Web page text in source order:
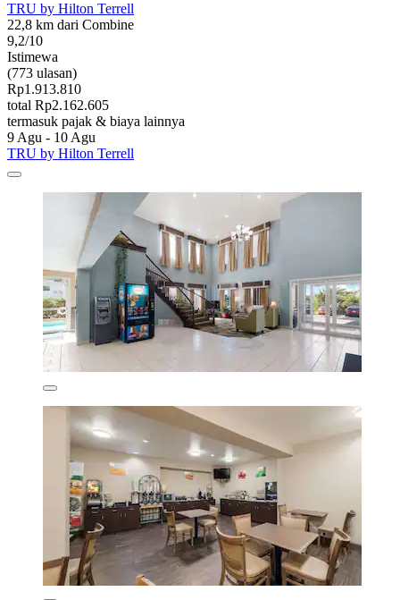
TRU by Hilton Terrell
22,8 km dari Combine
9,2/10
Istimewa
(773 ulasan)
Rp1.913.810
total Rp2.162.605
termasuk pajak & biaya lainnya
9 Agu - 10 Agu
TRU by Hilton Terrell